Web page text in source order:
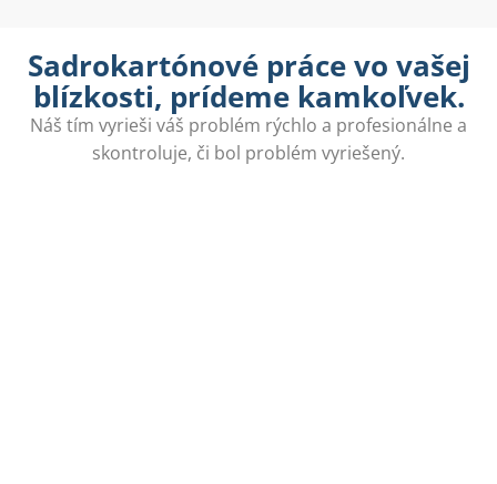
Sadrokartónové práce vo vašej
blízkosti, prídeme kamkoľvek.
Náš tím vyrieši váš problém rýchlo a profesionálne a
skontroluje, či bol problém vyriešený.